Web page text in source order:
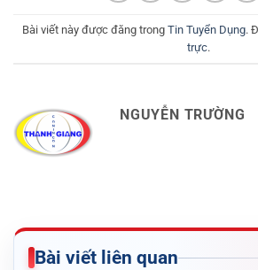
Bài viết này được đăng trong Tin Tuyển Dụng.
trực.
NGUYỄN TRƯỜNG
Bài viết liên quan